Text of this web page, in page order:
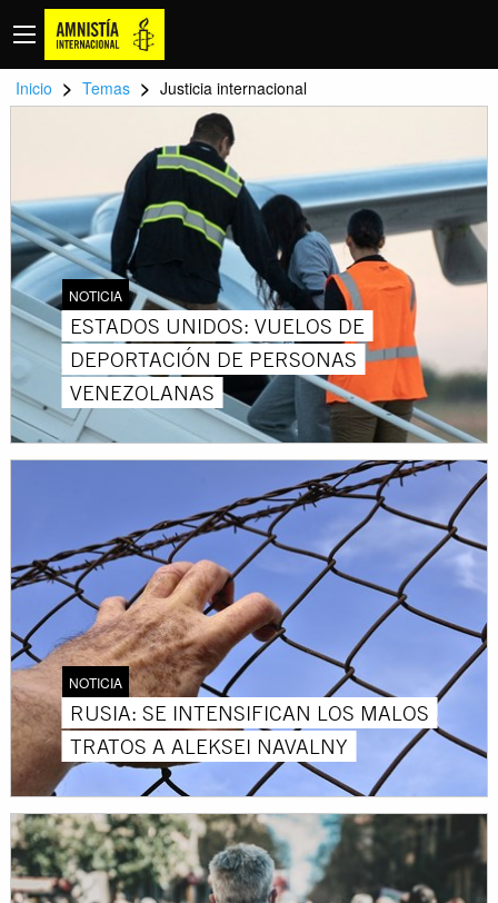
Inicio > Temas > Justicia internacional
NOTICIA
ESTADOS UNIDOS: VUELOS DE
DEPORTACIÓN DE PERSONAS
VENEZOLANAS
NOTICIA
RUSIA: SE INTENSIFICAN LOS MALOS
TRATOS A ALEKSEI NAVALNY